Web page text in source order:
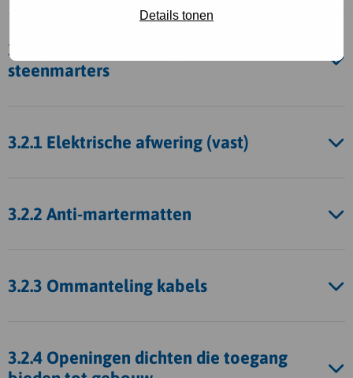
Details tonen
3.2 Specifieke maatregelen voor
steenmarters
3.2.1 Elektrische afwering (vast)
3.2.2 Anti-martermatten
3.2.3 Ommanteling kabels
3.2.4 Openingen dichten die toegang